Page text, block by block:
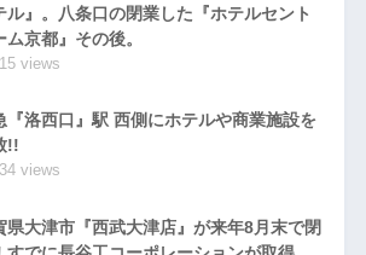
ル』。八条口の閉業した『ホテルセント
ム京都』その後。
views
『洛西口』駅 西側にホテルや商業施設を
!!
views
県大津市『西武大津店』が来年8月末で閉